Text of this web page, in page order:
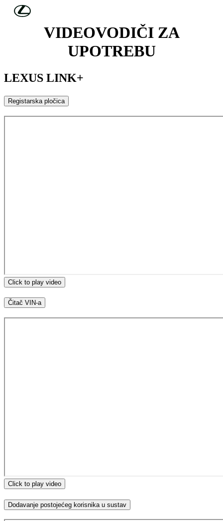
Skip to Main Content
VIDEOVODIČI ZA
UPOTREBU
LEXUS LINK+
Registarska pločica
Click to play video
Čitač VIN-a
Click to play video
Dodavanje postojećeg korisnika u sustav